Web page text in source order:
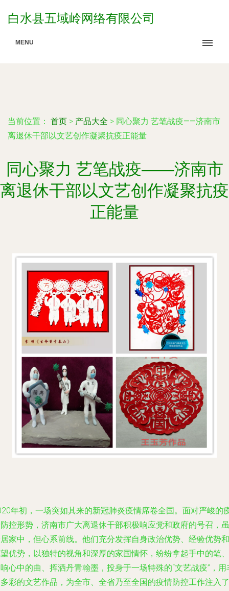
白水县五域岭网络有限公司
MENU
当前位置： 首页 > 产品大全 > 同心聚力 艺笔战疫——济南市
离退休干部以文艺创作凝聚抗疫正能量
同心聚力 艺笔战疫——济南市
离退休干部以文艺创作凝聚抗疫
正能量
年初，一场突如其来的新冠肺炎疫情席卷全国。面对严峻的
控形势，济南市广大离退休干部积极响应党和政府的号召，虽
家中，但心系前线。他们充分发挥自身政治优势、经验优势和
优势，以独特的视角和深厚的家国情怀，纷纷拿起手中的笔、
心中的曲、挥洒丹青翰墨，投身于一场特殊的“文艺战疫”，用
彩的文艺作品，为全市、全省乃至全国的疫情防控工作注入了